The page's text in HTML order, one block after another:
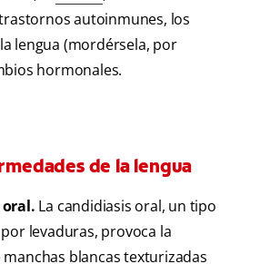
autoinmunes, los
lengua (mordérsela, por
hormonales.
de la lengua
oral. La candidiasis oral, un tipo
levaduras, provoca la
blancas texturizadas